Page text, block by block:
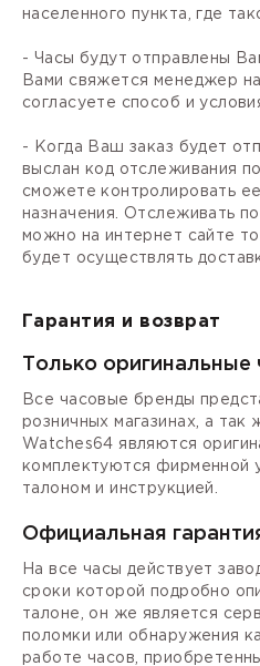
населенного пункта, где
- Часы будут отправлены
Вами свяжется менеджер
согласуете способ и
- Когда Ваш заказ будет
выслан код отслеживания
сможете контролировать
назначения. Отслеживать
можно на интернет сайте
будет осуществлять
Гарантия и возврат
Только оригинальные
Все часовые бренды
розничных магазинах, а так
Watches64 являются
комплектуются фирменной
талоном и инструкцией.
Официальная
На все часы действует
сроки которой подробно
талоне, он же является
поломки или обнаружения
работе часов,